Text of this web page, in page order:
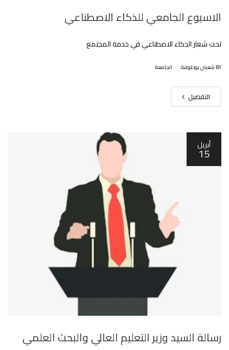
الاسبوع الجامعي للذكاء الاصطناعي
تحت شعار الدكاء الاصطناعي في خدمة المجتمع
BY شعبان بوحلوفة الجامعة
التفصيل
أبريل
15
رسالة السيد وزير التعليم العالي والبحث العلمي